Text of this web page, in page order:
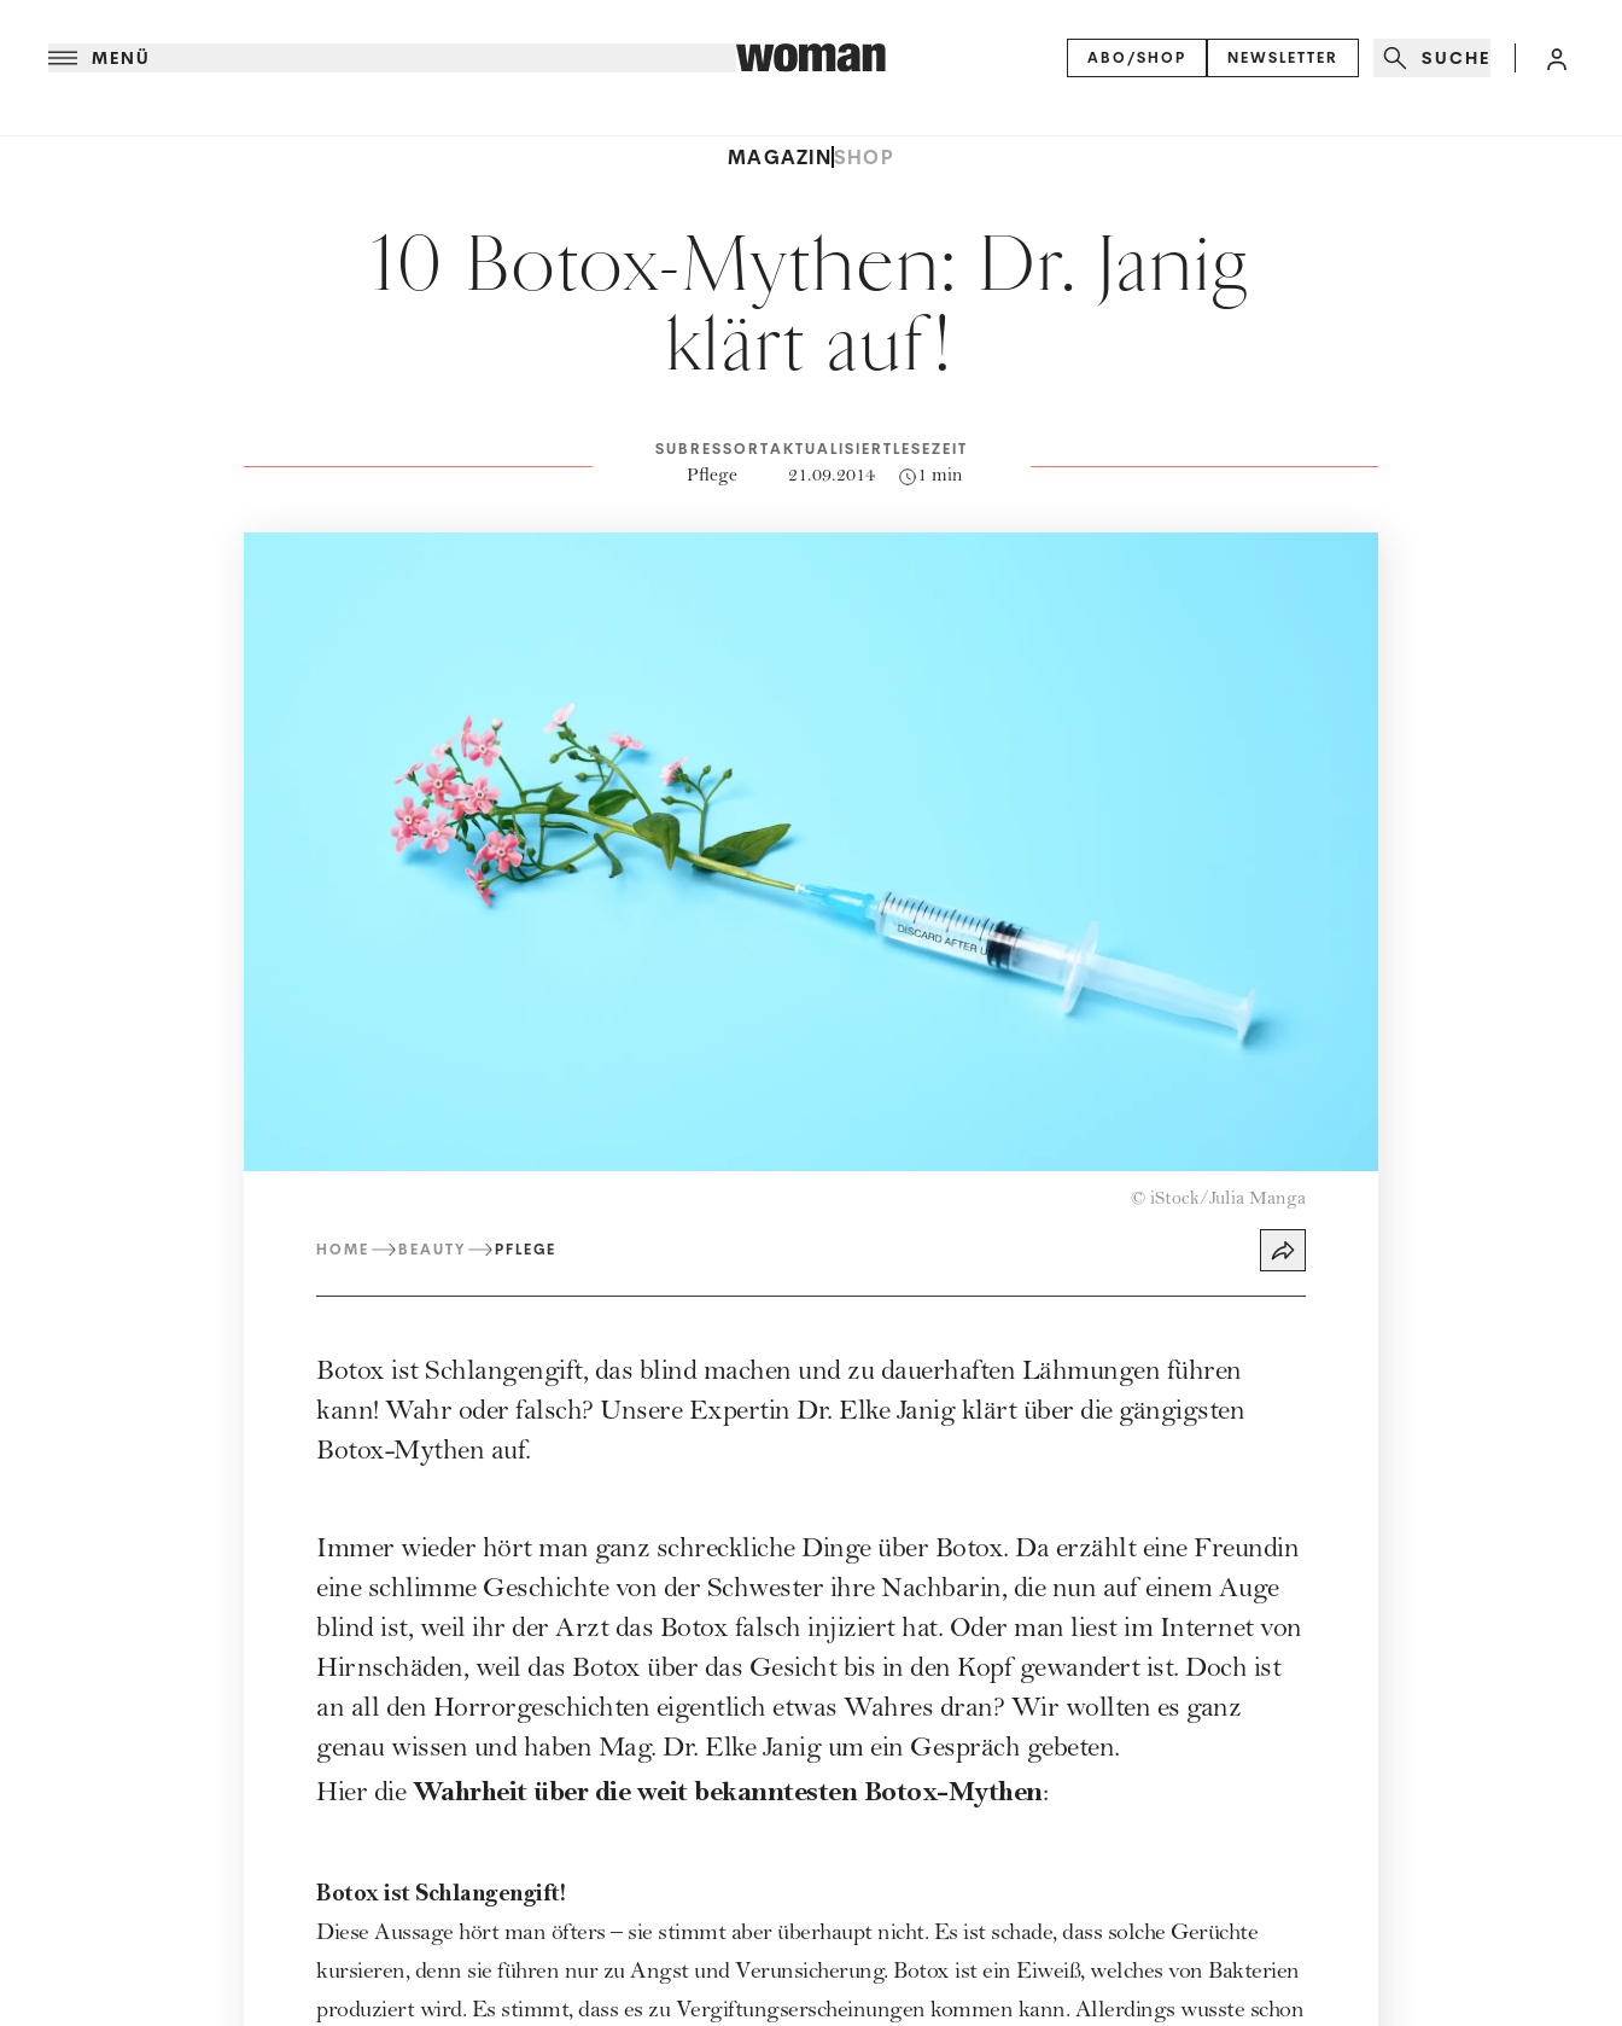
MENÜ ABO/SHOP NEWSLETTER SUCHE
MAGAZINSHOP
10 Botox-Mythen: Dr. Janig
klärt auf!
SUBRESSORT
Pflege
AKTUALISIERT
21.09.2014
LESEZEIT
1 min
© iStock/Julia Manga
HOME BEAUTY PFLEGE
Botox ist Schlangengift, das blind machen und zu dauerhaften Lähmungen führen
kann! Wahr oder falsch? Unsere Expertin Dr. Elke Janig klärt über die gängigsten
Botox-Mythen auf.
Immer wieder hört man ganz schreckliche Dinge über Botox. Da erzählt eine Freundin
eine schlimme Geschichte von der Schwester ihre Nachbarin, die nun auf einem Auge
blind ist, weil ihr der Arzt das Botox falsch injiziert hat. Oder man liest im Internet von
Hirnschäden, weil das Botox über das Gesicht bis in den Kopf gewandert ist. Doch ist
an all den Horrorgeschichten eigentlich etwas Wahres dran? Wir wollten es ganz
genau wissen und haben Mag. Dr. Elke Janigum ein Gespräch gebeten.
Hier die Wahrheit über die weit bekanntesten Botox-Mythen:
Botox ist Schlangengift!
Diese Aussage hört man öfters – sie stimmt aber überhaupt nicht. Es ist schade, dass solche Gerüchte
kursieren, denn sie führen nur zu Angst und Verunsicherung. Botox ist ein Eiweiß, welches von Bakterien
produziert wird. Es stimmt, dass es zu Vergiftungserscheinungen kommen kann. Allerdings wusste schon